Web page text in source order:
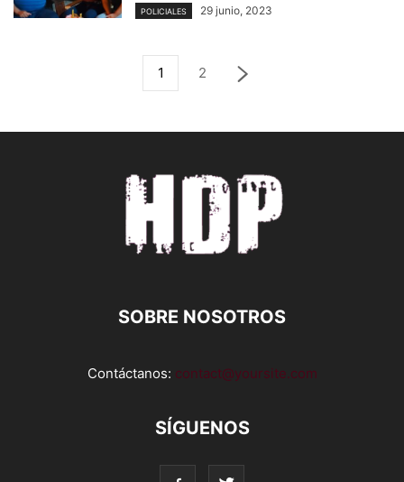
POLICIALES 29 junio, 2023
1 2
SOBRE NOSOTROS
Contáctanos: contact@yoursite.com
SÍGUENOS